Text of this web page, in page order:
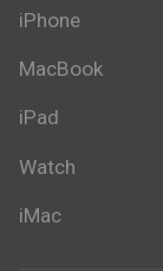
iPhone
MacBook
iPad
Watch
iMac